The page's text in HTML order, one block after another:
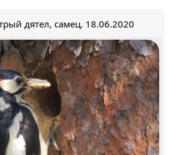
дятел, самец. 18.06.2020